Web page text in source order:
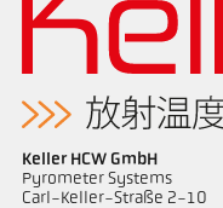
Keller HCW GmbH
Pyrometer Systems
Carl-Keller-Straße 2-10